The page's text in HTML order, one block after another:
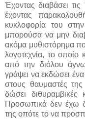
Έχοντας διαβάσει τις
έχοντας
κυκλοφορία του
μπορούσα να μην
ακόμα μυθιστόρημα
λογοτεχνία, το
από την διόλου
γράψει να εκδώσει
στους θαυμαστές
δώσει διθυραμβικές
Προσωπικά δεν έχω
της οπότε το να